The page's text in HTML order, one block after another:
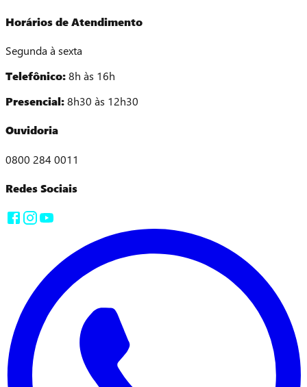
Horários de Atendimento
Segunda à sexta
Telefônico:8h às 16h
Presencial:8h30 às 12h30
Ouvidoria
0800 284 0011
Redes Sociais